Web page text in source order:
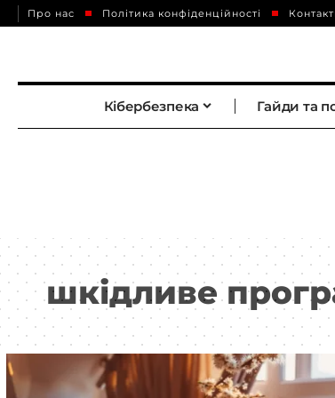
Про нас Політика конфіденційності
Кібербезпека Гайди та
шкідливе